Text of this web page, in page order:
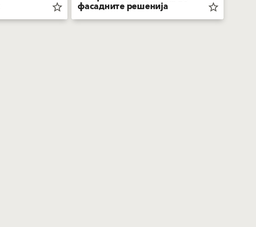
star_border фасадните решенија star_border